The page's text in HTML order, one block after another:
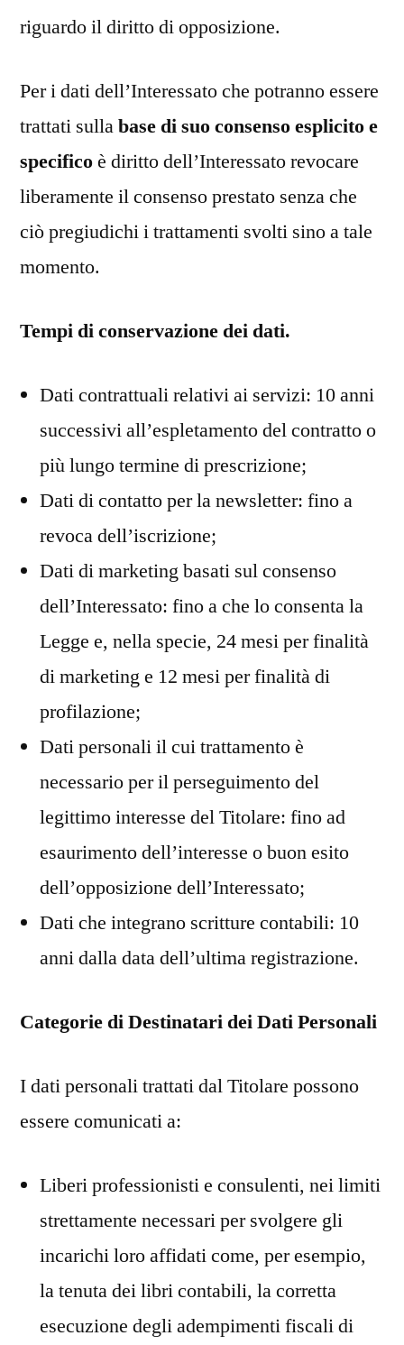
riguardo il diritto di opposizione.
Per i dati dell’Interessato che potranno essere
trattati sullabase di suo consenso esplicito e
specificoè diritto dell’Interessato revocare
liberamente il consenso prestato senza che
ciò pregiudichi i trattamenti svolti sino a tale
momento.
Tempi di conservazione dei dati.
Dati contrattuali relativi ai servizi: 10 anni
successivi all’espletamento del contratto o
più lungo termine di prescrizione;
Dati di contatto per la newsletter: fino a
revoca dell’iscrizione;
Dati di marketing basati sul consenso
dell’Interessato: fino a che lo consenta la
Legge e, nella specie, 24 mesi per finalità
di marketing e 12 mesi per finalità di
profilazione;
Dati personali il cui trattamento è
necessario per il perseguimento del
legittimo interesse del Titolare: fino ad
esaurimento dell’interesse o buon esito
dell’opposizione dell’Interessato;
Dati che integrano scritture contabili: 10
anni dalla data dell’ultima registrazione.
Categorie di Destinatari dei Dati Personali
I dati personali trattati dal Titolare possono
essere comunicati a:
Liberi professionisti e consulenti, nei limiti
strettamente necessari per svolgere gli
incarichi loro affidati come, per esempio,
la tenuta dei libri contabili, la corretta
esecuzione degli adempimenti fiscali di